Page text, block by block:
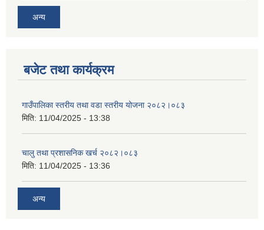
अन्य
बजेट तथा कार्यक्रम
गाउँपालिका स्तरीय तथा वडा स्तरीय योजना २०८२।०८३
मिति: 11/04/2025 - 13:38
चालु तथा प्रशासनिक खर्च २०८२।०८३
मिति: 11/04/2025 - 13:36
अन्य